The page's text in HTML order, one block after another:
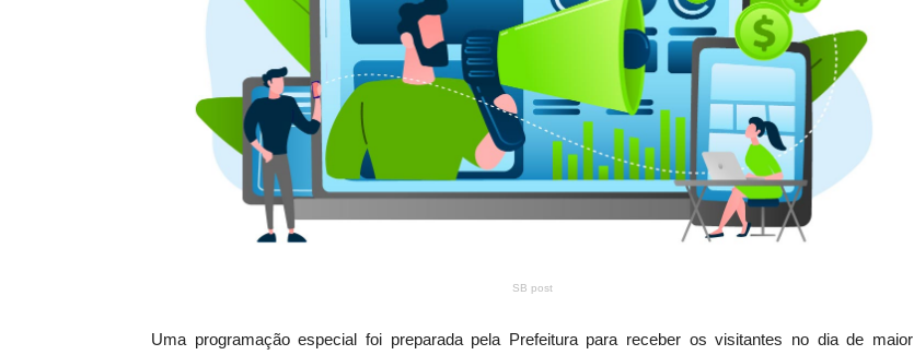
SB post
Uma programação especial foi preparada pela Prefeitura para receber os visitantes no dia de maior